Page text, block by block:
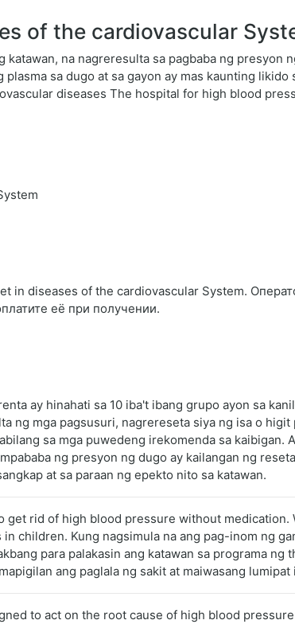
of the cardiovascular
na nagreresulta sa pagbaba ng
sa dugo at sa gayon ay mas kaunting
diseases The hospital for high blood
in diseases of the cardiovascular System.
её при получении.
ay hinahati sa 10 iba't ibang grupo ayon sa
ng mga pagsusuri, nagrereseta siya ng isa o
sa mga puwedeng irekomenda sa kaibigan.
ng presyon ng dugo ay kailangan ng
at sa paraan ng epekto nito sa katawan.
get rid of high blood pressure without
children. Kung nagsimula na ang pag-inom ng
para palakasin ang katawan sa programa
ang paglala ng sakit at maiwasang
to act on the root cause of high blood